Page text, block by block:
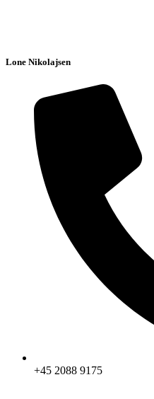
Lone Nikolajsen
+45 2088 9175